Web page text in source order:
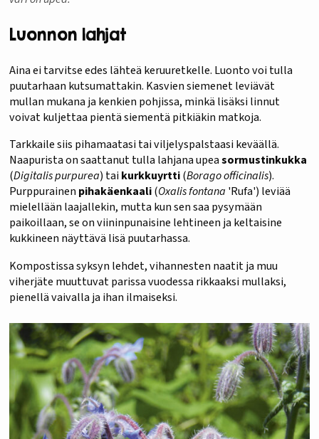
Luonnon lahjat
Aina ei tarvitse edes lähteä keruuretkelle. Luonto voi tulla
puutarhaan kutsumattakin. Kasvien siemenet leviävät
mullan mukana ja kenkien pohjissa, minkä lisäksi linnut
voivat kuljettaa pientä siementä pitkiäkin matkoja.
Tarkkaile siis pihamaatasi tai viljelyspalstaasi keväällä.
Naapurista on saattanut tulla lahjana upeasormustinkukka
(Digitalis purpurea) tai kurkkuyrtti(Borago officinalis).
Purppurainen pihakäenkaali(Oxalis fontana 'Rufa') leviää
mielellään laajallekin, mutta kun sen saa pysymään
paikoillaan, se on viininpunaisine lehtineen ja keltaisine
kukkineen näyttävä lisä puutarhassa.
Kompostissa syksyn lehdet, vihannesten naatit ja muu
viherjäte muuttuvat parissa vuodessa rikkaaksi mullaksi,
pienellä vaivalla ja ihan ilmaiseksi.